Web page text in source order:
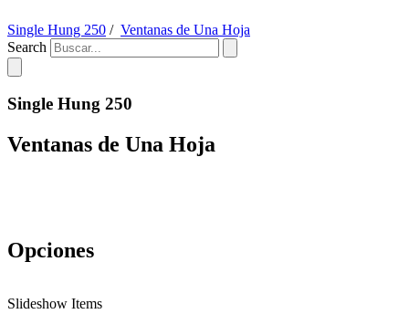
Single Hung 250 / Ventanas de Una Hoja
Search
Single Hung 250
Ventanas de Una Hoja
Opciones
Slideshow Items